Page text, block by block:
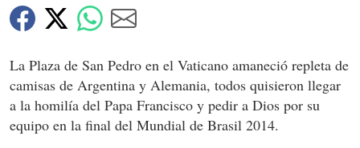
La Plaza de San Pedro en el Vaticano amaneció repleta de
camisas de Argentina y Alemania, todos quisieron llegar
a la homilía del Papa Francisco y pedir a Dios por su
equipo en la final del Mundial de Brasil 2014.